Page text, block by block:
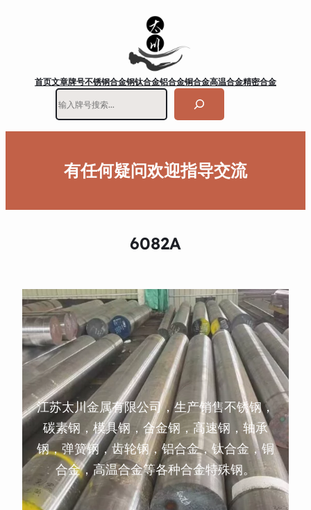
首页文章牌号不锈钢合金钢钛合金铝合金铜合金高温合金精密合金
有任何疑问欢迎指导交流
6082A
江苏太川金属有限公司，生产销售不锈钢，
碳素钢，模具钢，合金钢，高速钢，轴承
钢，弹簧钢，齿轮钢，铝合金，钛合金，铜
合金，高温合金等各种合金特殊钢。